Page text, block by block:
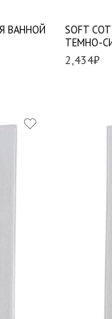
ВАННОЙ
SOFT
ТЕМНО-
2,434₽